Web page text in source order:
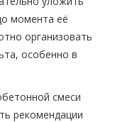
момента её
организовать
особенно в
смеси
рекомендации